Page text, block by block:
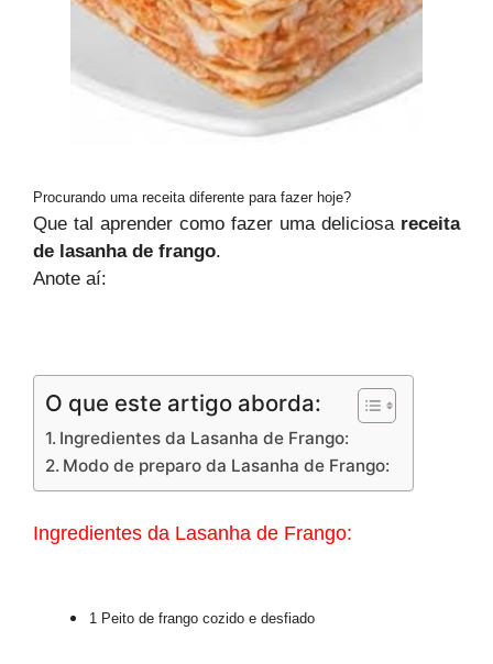
Procurando uma receita diferente para fazer hoje?
Que tal aprender como fazer uma deliciosa receita
de lasanha de frango.
Anote aí:
O que este artigo aborda:
Ingredientes da Lasanha de Frango:
Modo de preparo da Lasanha de Frango:
Ingredientes da Lasanha de Frango:
1 Peito de frango cozido e desfiado